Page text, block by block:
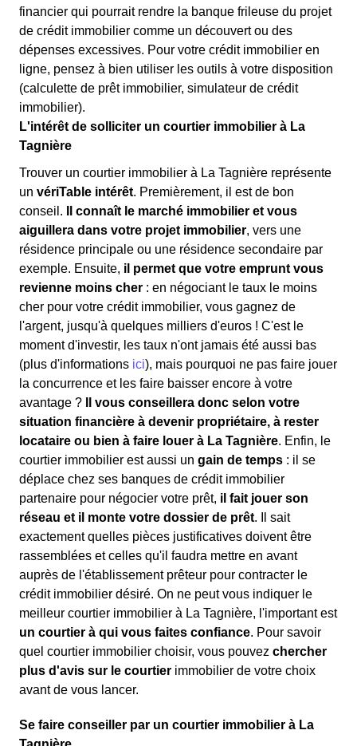
financier qui pourrait rendre la banque frileuse du projet
de crédit immobilier comme un découvert ou des
dépenses excessives. Pour votre crédit immobilier en
ligne, pensez à bien utiliser les outils à votre disposition
(calculette de prêt immobilier, simulateur de crédit
immobilier).
L'intérêt de solliciter un courtier immobilier à La
Tagnière
Trouver un courtier immobilier à La Tagnière représente
un vériTable intérêt. Premièrement, il est de bon
conseil.
Il connaît le marché immobilier et vous
aiguillera dans votre projet immobilier, vers une
résidence principale ou une résidence secondaire par
exemple. Ensuite, il permet que votre emprunt vous
revienne moins cher : en négociant le taux le moins
cher pour votre crédit immobilier, vous gagnez de
l'argent, jusqu'à quelques milliers d'euros ! C'est le
moment d'investir, les taux n'ont jamais été aussi bas
(plus d'informations ici), mais pourquoi ne pas faire jouer
la concurrence et les faire baisser encore à votre
avantage ?
Il vous conseillera donc selon votre
situation financière à devenir propriétaire, à rester
locataire ou bien à faire louer à La Tagnière. Enfin, le
courtier immobilier est aussi un gain de temps : il se
déplace chez ses banques de crédit immobilier
partenaire pour négocier votre prêt, il fait jouer son
réseau et il monte votre dossier de prêt. Il sait
exactement quelles pièces justificatives doivent être
rassemblées et celles qu'il faudra mettre en avant
auprès de l'établissement prêteur pour contracter le
crédit immobilier désiré. On ne peut vous indiquer le
meilleur courtier immobilier à La Tagnière, l'important est
un courtier à qui vous faites confiance. Pour savoir
quel courtier immobilier choisir, vous pouvez chercher
plus d'avis sur le courtier immobilier de votre choix
avant de vous lancer.
Se faire conseiller par un courtier immobilier à La